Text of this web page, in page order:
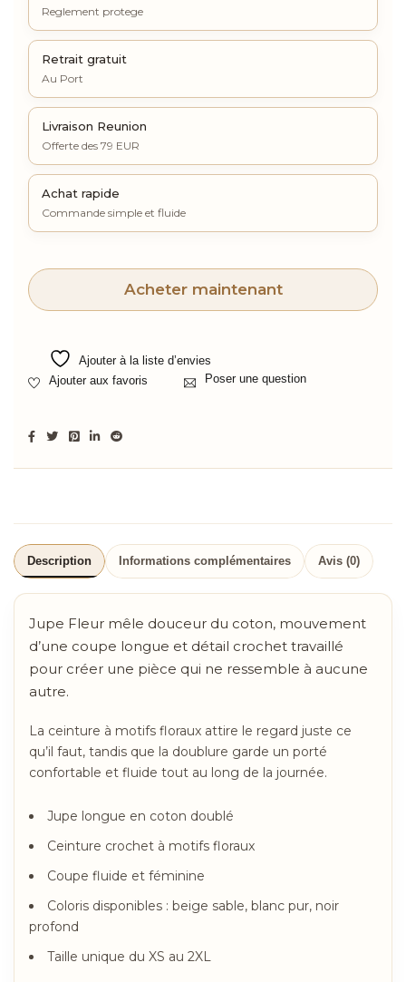
Reglement protege
Retrait gratuit
Au Port
Livraison Reunion
Offerte des 79 EUR
Achat rapide
Commande simple et fluide
Acheter maintenant
Ajouter à la liste d’envies
Poser une question
Description Informations complémentaires Avis (0)
Jupe Fleur mêle douceur du coton, mouvement
d’une coupe longue et détail crochet travaillé
pour créer une pièce qui ne ressemble à aucune
autre.
La ceinture à motifs floraux attire le regard juste ce
qu’il faut, tandis que la doublure garde un porté
confortable et fluide tout au long de la journée.
Jupe longue en coton doublé
Ceinture crochet à motifs floraux
Coupe fluide et féminine
Coloris disponibles : beige sable, blanc pur, noir
profond
Taille unique du XS au 2XL